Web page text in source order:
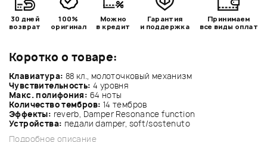
Коротко о товаре:
Клавиатура: 88 кл., молоточковый механизм
Чувствительность: 4 уровня
Макс. полифония: 64 ноты
Количество тембров: 14 тембров
Эффекты: reverb, Damper Resonance function
Устройства: педали damper, soft/sostenuto
Подробное описание
30 дней
возврат
100%
оригинал
Можно
в кредит
Гарантия
и поддержка
Принимаем
все виды оплат